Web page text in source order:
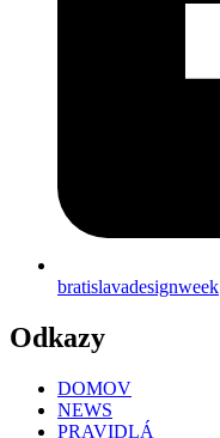
bratislavadesignweek
Odkazy
DOMOV
NEWS
PRAVIDLÁ